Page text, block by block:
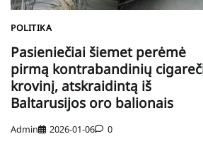
POLITIKA
Pasieniečiai šiemet perėmė
pirmą kontrabandinių
krovinį, atskraidintą iš
Baltarusijos oro balionais
Admin 2026-01-06 0